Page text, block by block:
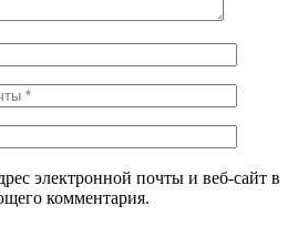
электронной почты и веб-сайт в
комментария.